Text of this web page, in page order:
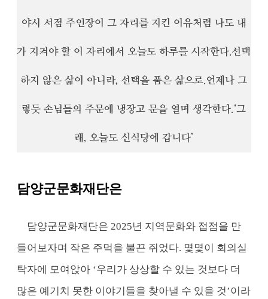
야시 서점 주인장이 그 자리를 지킨 이유처럼 나도 내
가 지켜야 할 이 자리에서 오늘도 하루를 시작한다. 선택
하지 않은 삶이 아니라, 선택을 품은 삶으로. 언제나 그
렇듯 손님들의 주문에 냉장고 문을 열며 생각한다. ‘그
래, 오늘도 신식당에 갑니다’
담양군문화재단은
담양군문화재단은 2025년 지역문화와 접점을 만
들어보자며 작은 주먹을 불끈 쥐었다. 몇몇이 회의실
탁자에 모여앉아 ‘우리가 상상할 수 있는 것보다 더
많은 예기치 못한 이야기들을 찾아낼 수 있을 것’이라